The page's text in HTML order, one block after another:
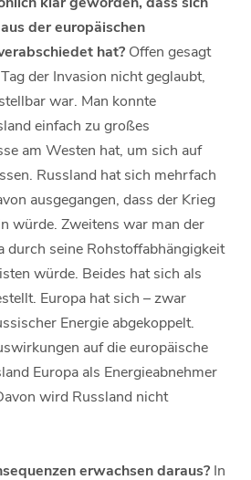
der europäischen
hat? Offen gesagt
der Invasion nicht geglaubt,
war. Man konnte
einfach zu großes
am Westen hat, um sich auf
Russland hat sich mehrfach
ausgegangen, dass der Krieg
würde. Zweitens war man der
durch seine Rohstoffabhängigkeit
würde. Beides hat sich als
Europa hat sich – zwar
Energie abgekoppelt.
auf die europäische
Europa als Energieabnehmer
wird Russland nicht
erwachsen daraus? In